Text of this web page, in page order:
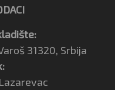
31320, Srbija